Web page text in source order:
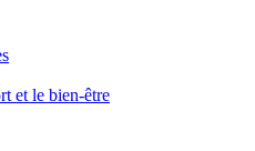
et le bien-être